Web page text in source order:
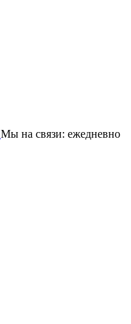
Мы на связи: ежедневно